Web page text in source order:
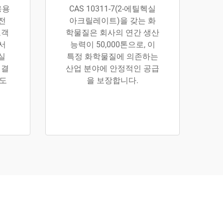
용
CAS 10311-7(2-에틸헥실
아크릴레이트)을 갖는 화
학물질은 회사의 연간 생산
능력이 50,000톤으로, 이
특정 화학물질에 의존하는
산업 분야에 안정적인 공급
을 보장합니다.